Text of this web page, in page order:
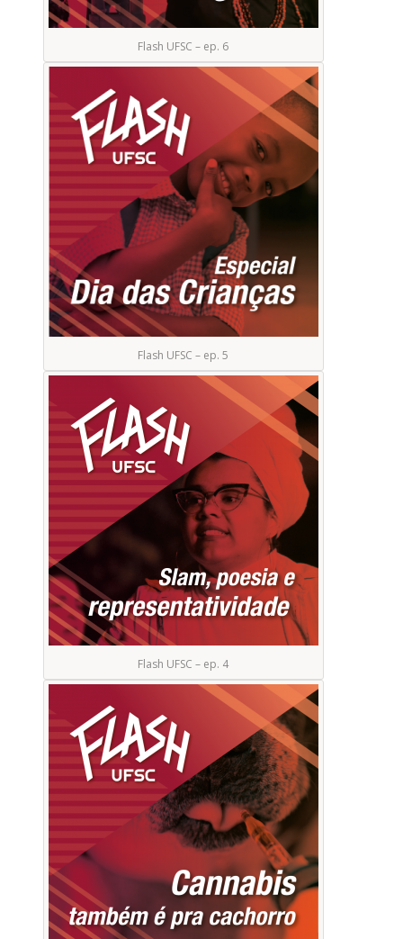
Flash UFSC – ep. 6
Flash UFSC – ep. 5
Flash UFSC – ep. 4